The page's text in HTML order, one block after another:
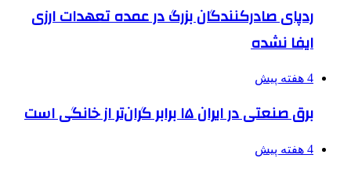
ردپای صادرکنندگان بزرگ در عمده تعهدات ارزی
ایفا نشده
4 هفته پیش
برق صنعتی در ایران ۱۵ برابر گران‌تر از خانگی است
4 هفته پیش